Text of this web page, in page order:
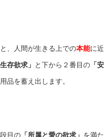
、人間が生きる上での本能に
生存欲求」 と下から２番目の 「
品を蓄え出します。
目の 「所属と愛の欲求」 を満